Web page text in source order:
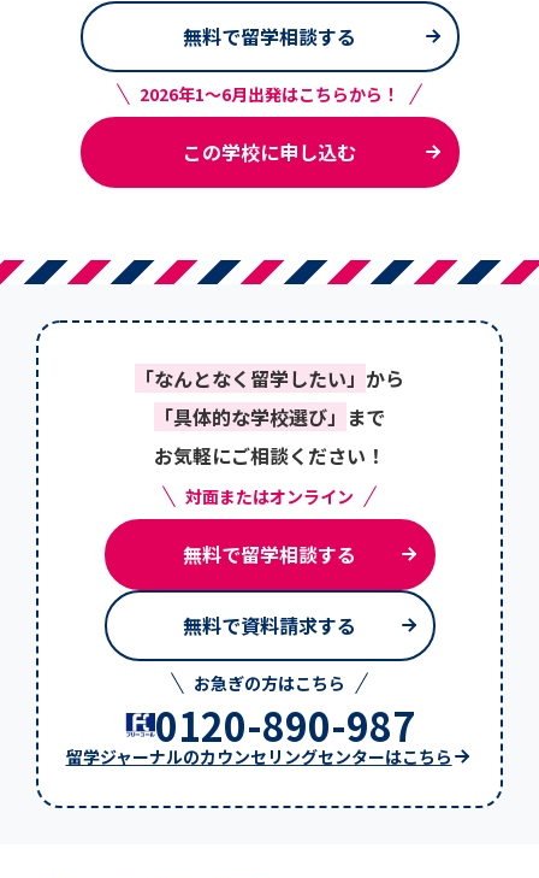
無料で留学相談する
2026年1～6月出発はこちらから！
この学校に申し込む
「なんとなく留学したい」 から
「具体的な学校選び」 まで
お気軽にご相談ください！
対面またはオンライン
無料で留学相談する
無料で資料請求する
お急ぎの方はこちら
0120-890-987
留学ジャーナルのカウンセリングセンターはこちら